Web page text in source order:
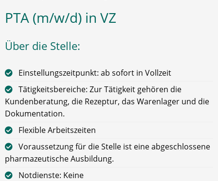
PTA (m/w/d) in VZ
Über die Stelle:
Einstellungszeitpunkt: ab sofort in Vollzeit
Tätigkeitsbereiche: Zur Tätigkeit gehören die
Kundenberatung, die Rezeptur, das Warenlager und die
Dokumentation.
Flexible Arbeitszeiten
Voraussetzung für die Stelle ist eine abgeschlossene
pharmazeutische Ausbildung.
Notdienste: Keine